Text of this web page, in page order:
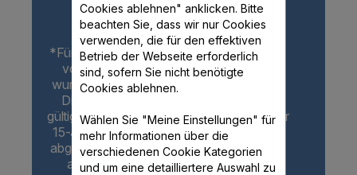
*Für mehr als 96 % der Produkte, die 2021
von Groupe Seb in Europa vermarktet
wurden, galt die 10-Jahre-Reparierbarkeit.
Diese war bis zum 31. Dezember 2021
gültig und wurde am 1. Januar 2022 von der
15-Jahre-Reparierbarkeit zum fairen Preis
abgelöst. Dabei können die Ersatzteile aus
alternativen Technologien stammen.
Cookies ablehnen" anklicken. Bitte
beachten Sie, dass wir nur Cookies
verwenden, die für den effektiven
Betrieb der Webseite erforderlich
sind, sofern Sie nicht benötigte
Cookies ablehnen.
Wählen Sie "Meine Einstellungen" für
mehr Informationen über die
verschiedenen Cookie Kategorien
und um eine detailliertere Auswahl zu